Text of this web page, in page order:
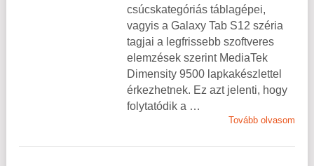
csúcskategóriás táblagépei,
vagyis a Galaxy Tab S12 széria
tagjai a legfrissebb szoftveres
elemzések szerint MediaTek
Dimensity 9500 lapkakészlettel
érkezhetnek. Ez azt jelenti, hogy
folytatódik a …
Tovább olvasom